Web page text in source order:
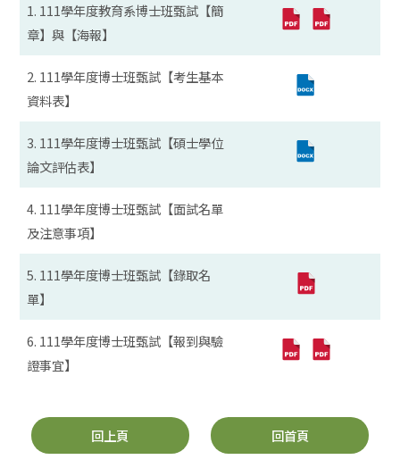
1. 111學年度教育系博士班甄試【簡
章】與【海報】
2. 111學年度博士班甄試【考生基本
資料表】
3. 111學年度博士班甄試【碩士學位
論文評估表】
4. 111學年度博士班甄試【面試名單
及注意事項】
5. 111學年度博士班甄試【錄取名
單】
6. 111學年度博士班甄試【報到與驗
證事宜】
回上頁 回首頁